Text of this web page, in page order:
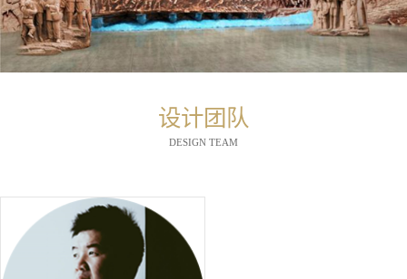
设计团队
DESIGN TEAM